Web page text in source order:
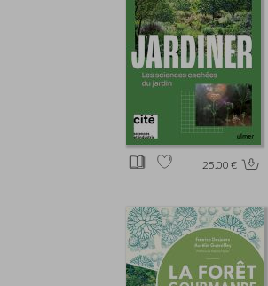
25.00 €